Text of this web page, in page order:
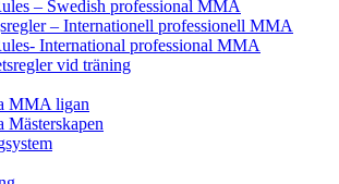
– Swedish professional MMA
– Internationell professionell MMA
International professional MMA
vid träning
MMA ligan
Mästerskapen